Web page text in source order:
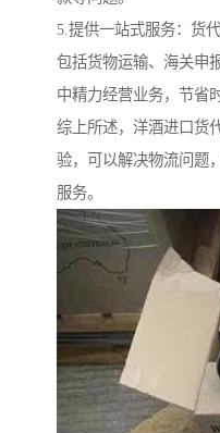
5.提供一站式服务：货
包括货物运输、海关申
中精力经营业务，节省
综上所述，洋酒进口货
验，可以解决物流问题
服务。